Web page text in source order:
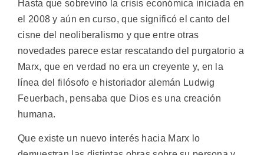
Hasta que sobrevino la crisis económica iniciada en
el 2008 y aún en curso, que significó el canto del
cisne del neoliberalismo y que entre otras
novedades parece estar rescatando del purgatorio a
Marx, que en verdad no era un creyente y, en la
línea del filósofo e historiador alemán Ludwig
Feuerbach, pensaba que Dios es una creación
humana.
Que existe un nuevo interés hacia Marx lo